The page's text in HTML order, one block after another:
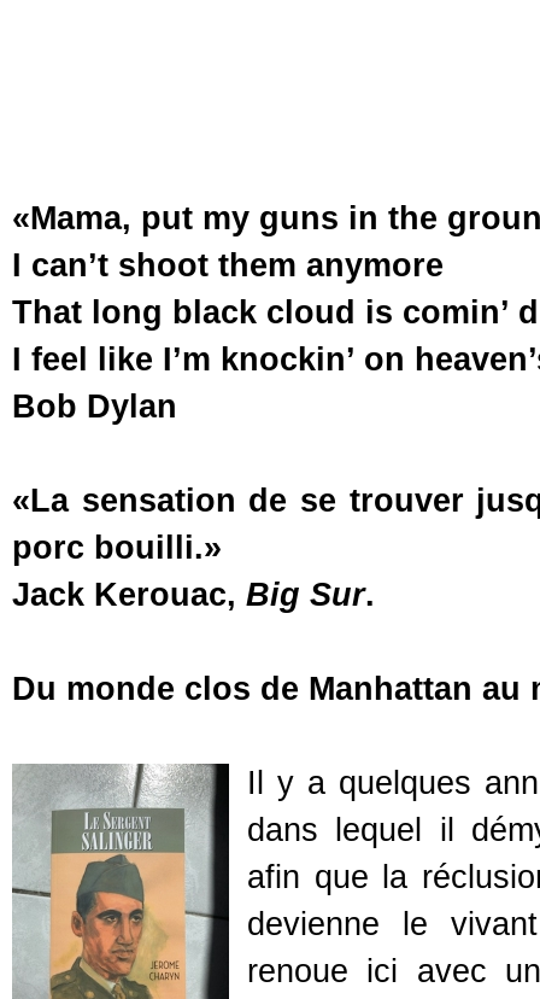
«Mama, put my guns in the
I can’t shoot them anymore
That long black cloud is comin’
I feel like I’m knockin’ on
Bob Dylan
«La sensation de se trouver
porc bouilli.»
Jack Kerouac, Big Sur.
Du monde clos de Manhattan au
Il y a quelques
dans lequel il
afin que la
devienne le
renoue ici avec